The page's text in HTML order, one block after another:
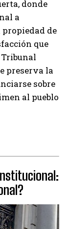
donde
a
propiedad de
que
preserva la
sobre
al pueblo